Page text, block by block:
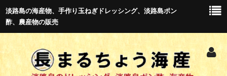
淡路島の海産物、手作り玉ねぎドレッシング、淡路島ポン
酢、農産物の販売